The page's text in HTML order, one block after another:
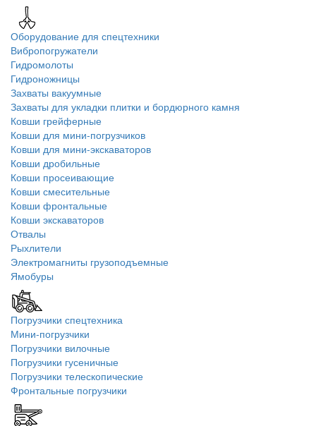
Оборудование для спецтехники
Вибропогружатели
Гидромолоты
Гидроножницы
Захваты вакуумные
Захваты для укладки плитки и бордюрного камня
Ковши грейферные
Ковши для мини-погрузчиков
Ковши для мини-экскаваторов
Ковши дробильные
Ковши просеивающие
Ковши смесительные
Ковши фронтальные
Ковши экскаваторов
Отвалы
Рыхлители
Электромагниты грузоподъемные
Ямобуры
Погрузчики спецтехника
Мини-погрузчики
Погрузчики вилочные
Погрузчики гусеничные
Погрузчики телескопические
Фронтальные погрузчики